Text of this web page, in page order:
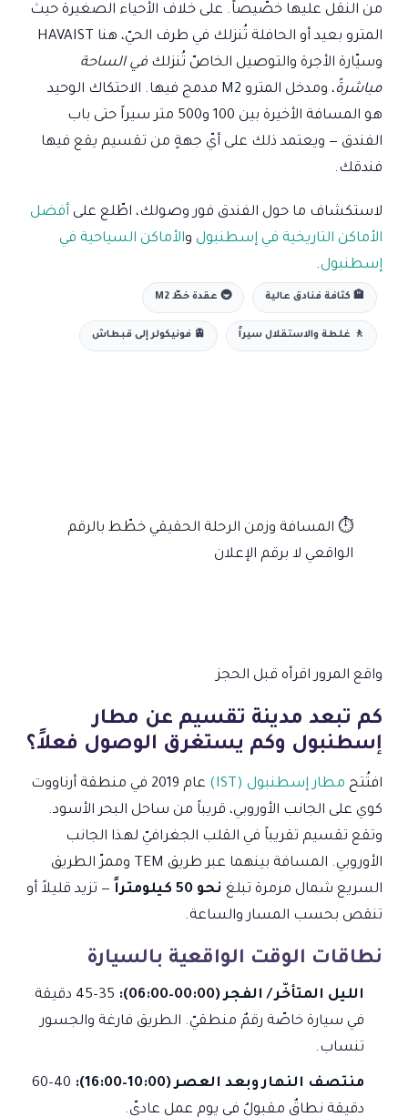
من النقل عليها خصّيصاً. على خلاف الأحياء الصغيرة حيث
المترو بعيد أو الحافلة تُنزلك في طرف الحيّ، هنا HAVAIST
وسيّارة الأجرة والتوصيل الخاصّ تُنزلكفي الساحة
مباشرةً
، ومدخل المترو M2 مدمج فيها. الاحتكاك الوحيد
هو المسافة الأخيرة بين 100 و500 متر سيراً حتى باب
الفندق — ويعتمد ذلك على أيّ جهةٍ من تقسيم يقع فيها
فندقك.
لاستكشاف ما حول الفندق فور وصولك، اطّلع على أفضل
الأماكن التاريخية في إسطنبول والأماكن السياحية في
إسطنبول.
🏨 كثافة فنادق عالية 🚇 عقدة خطّ M2
🚶 غلطة والاستقلال سيراً 🚊 فونيكولر إلى قبطاش
⏱ المسافة وزمن الرحلة الحقيقي خطّط بالرقم
الواقعي لا برقم الإعلان
واقع المرور اقرأه قبل الحجز
كم تبعد مدينة تقسيم عن مطار
إسطنبول وكم يستغرق الوصول فعلاً؟
افتُتح مطار إسطنبول (IST)
عام 2019 في منطقة أرناووت
كوي على الجانب الأوروبي، قريباً من ساحل البحر الأسود.
وتقع تقسيم تقريباً في القلب الجغرافيّ لهذا الجانب
الأوروبي. المسافة بينهما عبر طريق TEM وممرّ الطريق
السريع شمال مرمرة تبلغ نحو 50 كيلومتراً
— تزيد قليلاً أو
تنقص بحسب المسار والساعة.
نطاقات الوقت الواقعية بالسيارة
الليل المتأخّر / الفجر (00:00–06:00):
35–45 دقيقة
في سيارة خاصّة رقمٌ منطقيّ. الطريق فارغة والجسور
تنساب.
منتصف النهار وبعد العصر (10:00–16:00):
40–60
دقيقة نطاقٌ مقبولٌ في يوم عمل عاديّ.